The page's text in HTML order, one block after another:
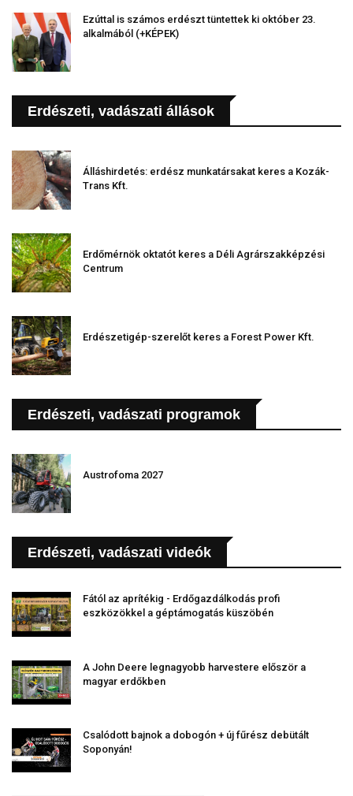
Ezúttal is számos erdészt tüntettek ki október 23.
alkalmából (+KÉPEK)
Erdészeti, vadászati állások
Álláshirdetés: erdész munkatársakat keres a Kozák-
Trans Kft.
Erdőmérnök oktatót keres a Déli Agrárszakképzési
Centrum
Erdészetigép-szerelőt keres a Forest Power Kft.
Erdészeti, vadászati programok
Austrofoma 2027
Erdészeti, vadászati videók
Fától az aprítékig - Erdőgazdálkodás profi
eszközökkel a géptámogatás küszöbén
A John Deere legnagyobb harvestere először a
magyar erdőkben
Csalódott bajnok a dobogón + új fűrész debütált
Soponyán!